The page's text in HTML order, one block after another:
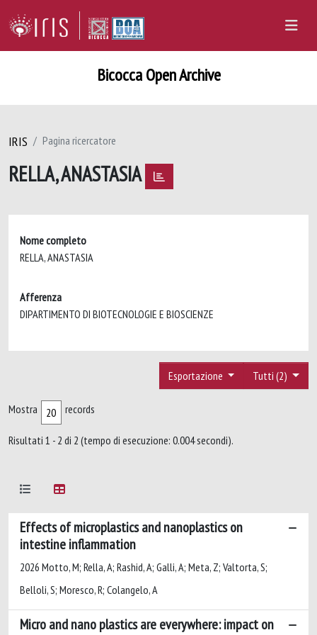
Bicocca Open Archive
IRIS Pagina ricercatore
RELLA, ANASTASIA
Nome completo
RELLA, ANASTASIA
Afferenza
DIPARTIMENTO DI BIOTECNOLOGIE E BIOSCIENZE
Tutti (2)
Esportazione
Mostra records
Risultati 1 - 2 di 2 (tempo di esecuzione: 0.004 secondi).
Effects of microplastics and nanoplastics on
intestine inflammation
2026 Motto, M; Rella, A; Rashid, A; Galli, A; Meta, Z; Valtorta, S;
Belloli, S; Moresco, R; Colangelo, A
Micro and nano plastics are everywhere: impact on